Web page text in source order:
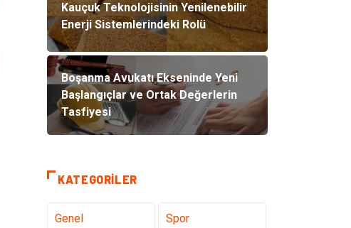
Kauçuk Teknolojisinin Yenilenebilir
Enerji Sistemlerindeki Rolü
Boşanma Avukatı Ekseninde Yeni
Başlangıçlar ve Ortak Değerlerin
Tasfiyesi
KATEGORILER
Genel Spor